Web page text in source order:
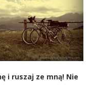
i ruszaj ze mną! Nie